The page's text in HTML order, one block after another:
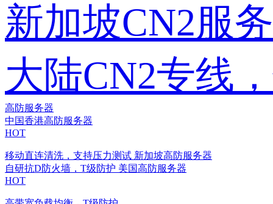
新加坡CN2服
大陆CN2专线
高防服务器
中国香港高防服务器
HOT
移动直连清洗，支持压力测试 新加坡高防服务器
自研抗D防火墙，T级防护 美国高防服务器
HOT